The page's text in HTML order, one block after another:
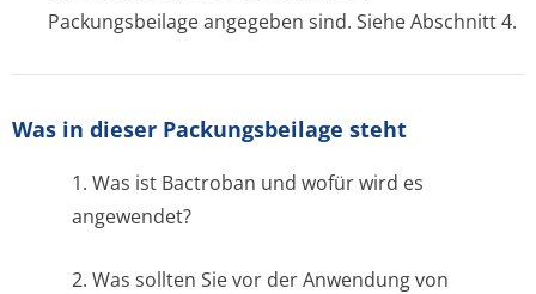
Packungsbeilage angegeben sind. Siehe Abschnitt 4.
Was in dieser Packungsbeilage steht
1. Was ist Bactroban und wofür wird es
angewendet?
2. Was sollten Sie vor der Anwendung von